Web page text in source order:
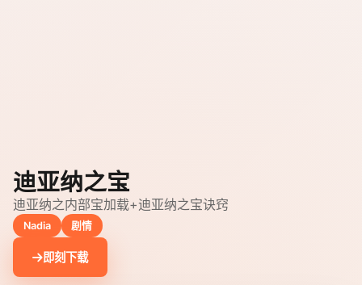
迪亚纳之宝
迪亚纳之内部宝加载+迪亚纳之宝诀窍
Nadia 剧情
即刻下载